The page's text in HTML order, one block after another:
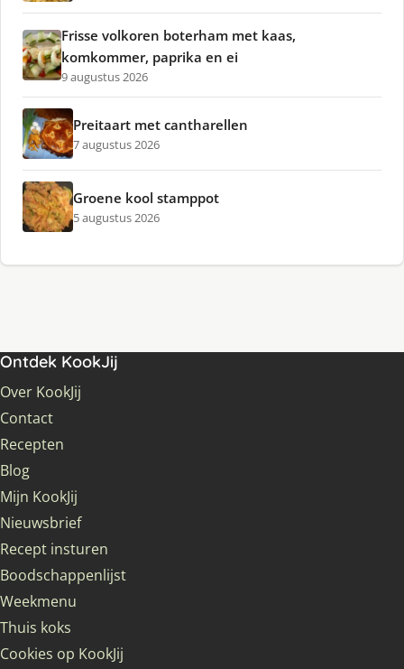
Frisse volkoren boterham met kaas,
komkommer, paprika en ei
9 augustus 2026
Preitaart met cantharellen
7 augustus 2026
Groene kool stamppot
5 augustus 2026
Ontdek KookJij
Over KookJij
Contact
Recepten
Blog
Mijn KookJij
Nieuwsbrief
Recept insturen
Boodschappenlijst
Weekmenu
Thuis koks
Cookies op KookJij